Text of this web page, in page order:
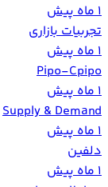
1 ماه پیش
تجربیات بازاری
1 ماه پیش
Pipo-Cpipo
1 ماه پیش
Supply & Demand
1 ماه پیش
دلفین
1 ماه پیش